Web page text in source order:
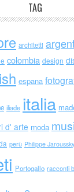
TAG
architetti
colombia design
espana
iliade italia
d' arte moda
perù Philippe Jaroussky
Portogallo racconti